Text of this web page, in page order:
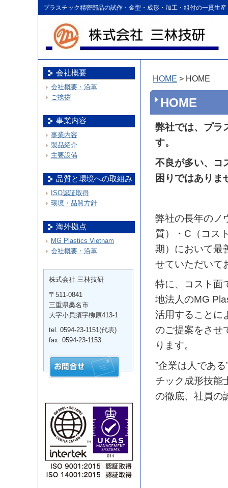
プラスチック精密部品の試作・金型・成形・加工・組付の一貫生産
HOME > HOME
HOME
弊社では、プラ
す。
不良が多い、コ
困りではありま
弊社の長年のノ
質）・C（コス
期）において最
せていただいて
特に、コスト面
地法人のMG
活用することに
のご提案をさせ
ります。
”企業は人であ
チック成形技能
の徹底、社員の
会社概要
会社概要・沿革
ご挨拶
事業内容
事業内容
製品紹介
主要設備
品質と環境への取組み
ISO認証取得
環境・品質方針
海外拠点
MG Plastics Vietnam
会社概要・沿革
株式会社 三林技研
〒511-0841
三重県桑名市
大字小貝須字柳原413-1
tel. 0594-23-1151(代表)
fax. 0594-23-1153